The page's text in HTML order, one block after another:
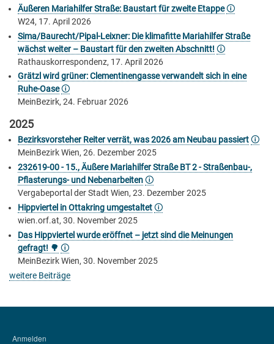
Äußeren Mariahilfer Straße: Baustart für zweite Etappe🛈
W24, 17. April 2026
Sima/Baurecht/Pipal-Leixner: Die klimafitte Mariahilfer Straße
wächst weiter – Baustart für den zweiten Abschnitt! 🛈
Rathauskorrespondenz, 17. April 2026
Grätzl wird grüner: Clementinengasse verwandelt sich in eine
Ruhe-Oase🛈
MeinBezirk, 24. Februar 2026
2025
Bezirksvorsteher Reiter verrät, was 2026 am Neubau passiert🛈
MeinBezirk Wien, 26. Dezember 2025
232619-00 - 15., Äußere Mariahilfer Straße BT 2 - Straßenbau-,
Pflasterungs- und Nebenarbeiten🛈
Vergabeportal der Stadt Wien, 23. Dezember 2025
Hippviertel in Ottakring umgestaltet🛈
wien.orf.at, 30. November 2025
Das Hippviertel wurde eröffnet – jetzt sind die Meinungen
gefragt! 🌳 🛈
MeinBezirk Wien, 30. November 2025
weitere Beiträge
Anmelden